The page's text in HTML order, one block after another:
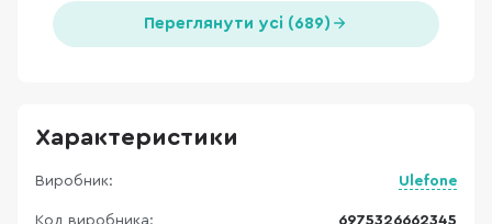
Переглянути усі (689)
Характеристики
Виробник: Ulefone
Код виробника: 6975326662345